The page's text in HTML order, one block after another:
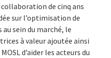
de cinq ans
sur l’optimisation de
au sein du marché, le
à valeur ajoutée ainsi
d’aider les acteurs du